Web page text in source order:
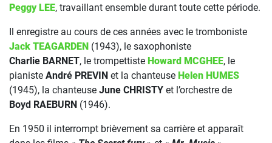
Peggy LEE, travaillant ensemble durant toute cette période.
Il enregistre au cours de ces années avec le tromboniste
Jack TEAGARDEN (1943), le saxophoniste
Charlie BARNET, le trompettiste Howard MCGHEE, le
pianiste André PREVIN et la chanteuse Helen HUMES
(1945), la chanteuse June CHRISTY et l’orchestre de
Boyd RAEBURN (1946).
En 1950 il interrompt brièvement sa carrière et apparaît